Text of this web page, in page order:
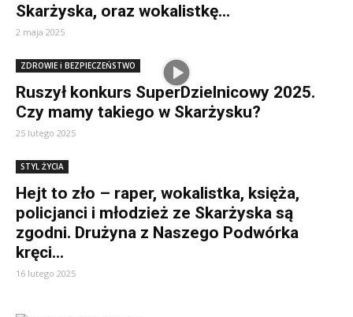
Skarżyska, oraz wokalistkę...
2 maja 2025
ZDROWIE i BEZPIECZEŃSTWO
Ruszył konkurs SuperDzielnicowy 2025.
Czy mamy takiego w Skarżysku?
25 lutego 2025
STYL ŻYCIA
Hejt to zło – raper, wokalistka, księża,
policjanci i młodzież ze Skarżyska są
zgodni. Drużyna z Naszego Podwórka
kręci...
16 lutego 2025